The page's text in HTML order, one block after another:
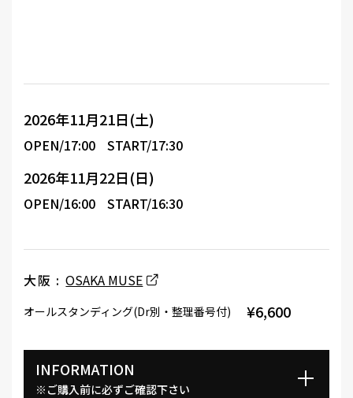
2026年11月21日(土)
OPEN/17:00 START/17:30
2026年11月22日(日)
OPEN/16:00 START/16:30
大阪 : OSAKA MUSE
オールスタンディング(Dr別・整理番号付) ¥6,600
INFORMATION
※ご購入前に必ずご確認下さい